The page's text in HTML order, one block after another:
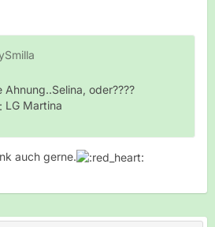
oder????
LG Martina
auch gerne.